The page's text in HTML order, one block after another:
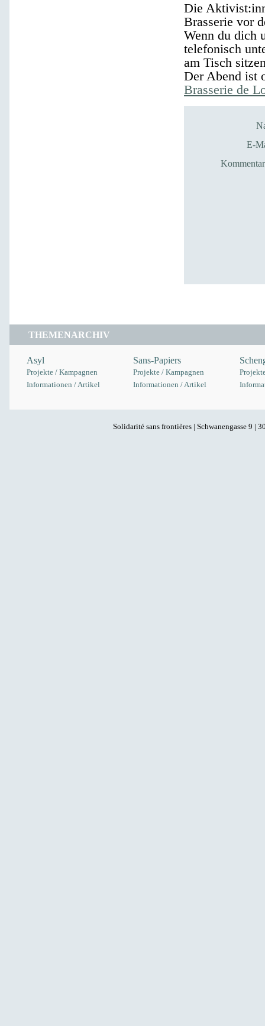
Die
Brasserie vor
Wenn du dich
telefonisch
am Tisch
Der Abend ist
Brasserie de
E-
THEMENARCHIV
Asyl
Projekte / Kampagnen
Informationen / Artikel
Sans-Papiers
Projekte / Kampagnen
Informationen / Artikel
Solidarité sans frontières | Schwanengasse 9 |